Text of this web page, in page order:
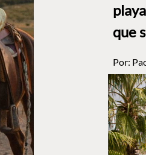
que
Por: